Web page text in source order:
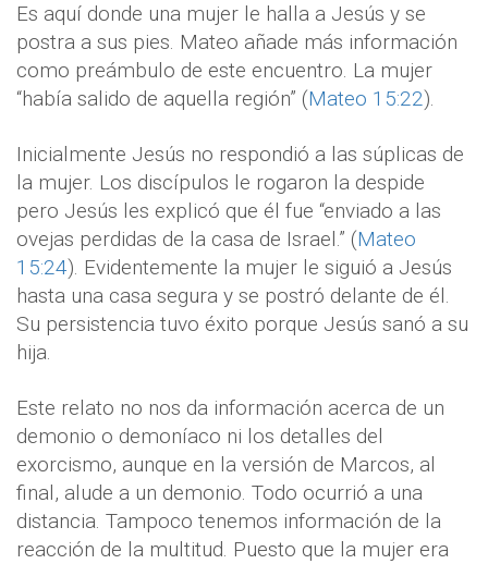
Es aquí donde una mujer le halla a Jesús y se
postra a sus pies. Mateo añade más información
como preámbulo de este encuentro. La mujer
“había salido de aquella región” (Mateo 15:22).
Inicialmente Jesús no respondió a las súplicas de
la mujer. Los discípulos le rogaron la despide
pero Jesús les explicó que él fue “enviado a las
ovejas perdidas de la casa de Israel.” (Mateo
15:24). Evidentemente la mujer le siguió a Jesús
hasta una casa segura y se postró delante de él.
Su persistencia tuvo éxito porque Jesús sanó a su
hija.
Este relato no nos da información acerca de un
demonio o demoníaco ni los detalles del
exorcismo, aunque en la versión de Marcos, al
final, alude a un demonio. Todo ocurrió a una
distancia. Tampoco tenemos información de la
reacción de la multitud. Puesto que la mujer era